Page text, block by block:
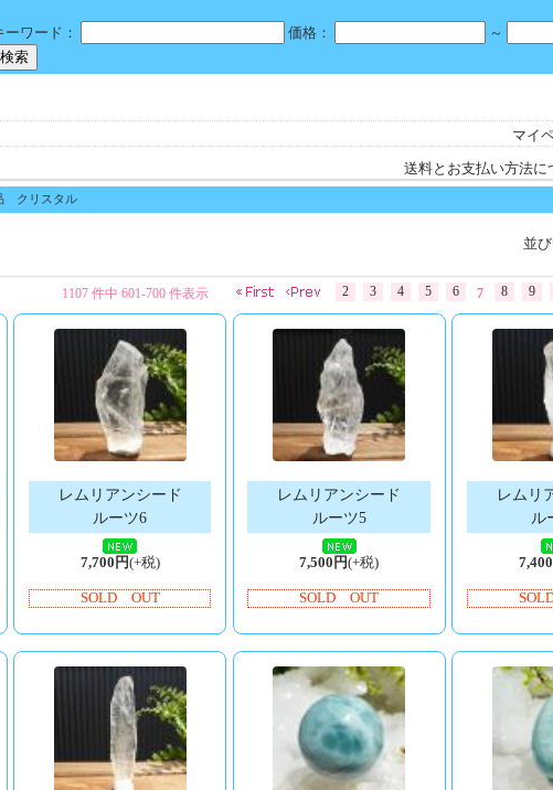
ーワード： 価格： ～
マイ
送料とお支払い方法に
クリスタル
並び
1107 件中 601-700 件表示 2 3 4 5 6 7 8 9
レムリアンシード
ルーツ6
7,700円(+税)
SOLD OUT
レムリアンシード
ルーツ5
7,500円(+税)
SOLD OUT
レムリ
ル